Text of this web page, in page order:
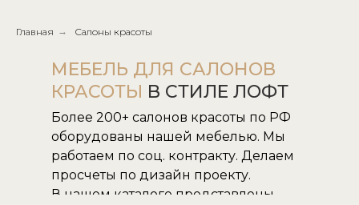
Главная → Салоны красоты
МЕБЕЛЬ ДЛЯ САЛОНОВ
КРАСОТЫ В СТИЛЕ ЛОФТ
Более 200+ салонов красоты по РФ
оборудованы нашей мебелью. Мы
работаем по соц. контракту. Делаем
просчеты по дизайн проекту.
В нашем каталоге представлены